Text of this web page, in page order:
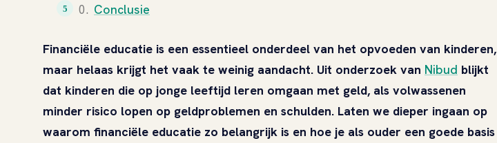
Conclusie
Financiële educatie is een essentieel onderdeel van het opvoeden van kinderen,
maar helaas krijgt het vaak te weinig aandacht. Uit onderzoek van Nibud blijkt
dat kinderen die op jonge leeftijd leren omgaan met geld, als volwassenen
minder risico lopen op geldproblemen en schulden. Laten we dieper ingaan op
waarom financiële educatie zo belangrijk is en hoe je als ouder een goede basis